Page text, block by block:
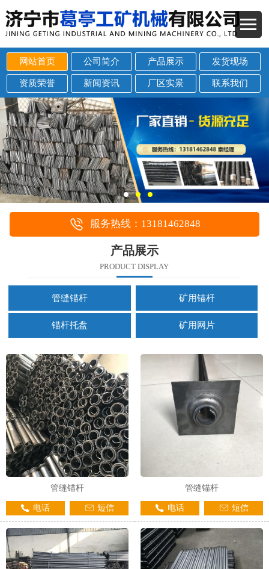
网站首页 公司简介 产品展示 发货现场
资质荣誉 新闻资讯 厂区实景 联系我们
服务热线：13181462848
产品展示
PRODUCT DISPLAY
管缝锚杆 矿用锚杆
锚杆托盘 矿用网片
管缝锚杆
电话 短信
管缝锚杆
电话 短信